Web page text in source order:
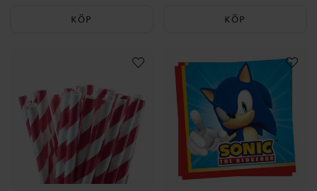
KÖP KÖP